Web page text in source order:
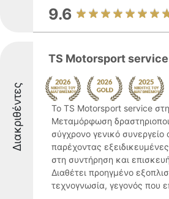
9.6
Διακριθέντες
TS Motorsport service
Το TS Motorsport service στη
Μεταμόρφωση
σύγχρονο γενικό συνεργείο
παρέχοντας
στη συντήρηση και
Διαθέτει προηγμένο
τεχνογνωσία, γεγονός που